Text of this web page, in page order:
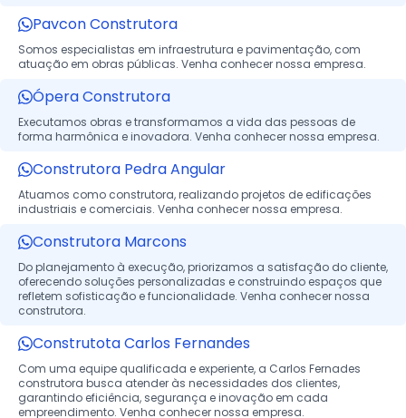
Pavcon Construtora
Somos especialistas em infraestrutura e pavimentação, com
atuação em obras públicas. Venha conhecer nossa empresa.
Ópera Construtora
Executamos obras e transformamos a vida das pessoas de
forma harmônica e inovadora. Venha conhecer nossa empresa.
Construtora Pedra Angular
Atuamos como construtora, realizando projetos de edificações
industriais e comerciais. Venha conhecer nossa empresa.
Construtora Marcons
Do planejamento à execução, priorizamos a satisfação do cliente,
oferecendo soluções personalizadas e construindo espaços que
refletem sofisticação e funcionalidade. Venha conhecer nossa
construtora.
Construtota Carlos Fernandes
Com uma equipe qualificada e experiente, a Carlos Fernades
construtora busca atender às necessidades dos clientes,
garantindo eficiência, segurança e inovação em cada
empreendimento. Venha conhecer nossa empresa.